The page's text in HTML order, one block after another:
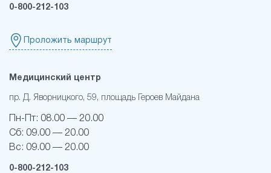
0-800-212-103
Проложить маршрут
Медицинский центр
пр. Д. Яворницкого, 59, площадь Героев Майдана
Пн-Пт: 08.00 — 20.00
Сб: 09.00 — 20.00
Вс: 09.00 — 20.00
0-800-212-103